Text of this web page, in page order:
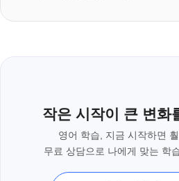
작은 시작이 큰 변화
영어 학습, 지금 시작하면
무료 상담으로 나에게 맞는 학